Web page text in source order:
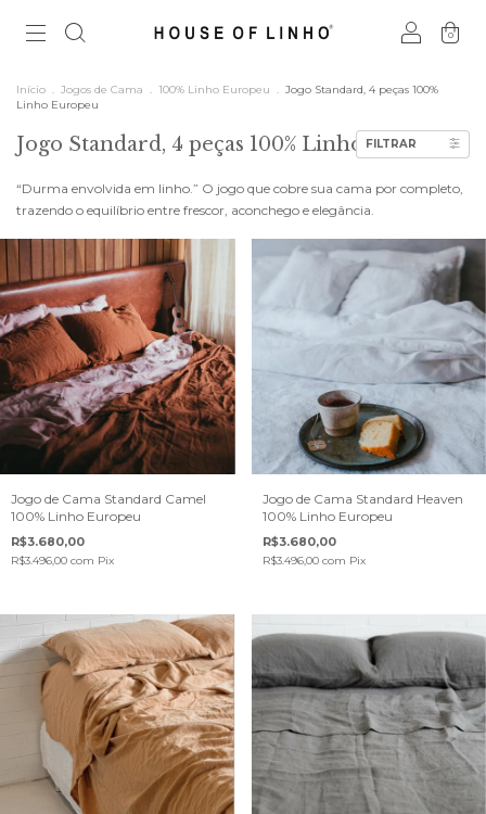
0
Início . Jogos de Cama . 100% Linho Europeu . Jogo Standard, 4 peças 100%
Linho Europeu
Jogo Standard, 4 peças 100% Linho Europeu
FILTRAR
“Durma envolvida em linho.” O jogo que cobre sua cama por completo,
trazendo o equilíbrio entre frescor, aconchego e elegância.
Jogo de Cama Standard Camel
100% Linho Europeu
R$3.680,00
R$3.496,00 com Pix
Jogo de Cama Standard Heaven
100% Linho Europeu
R$3.680,00
R$3.496,00 com Pix